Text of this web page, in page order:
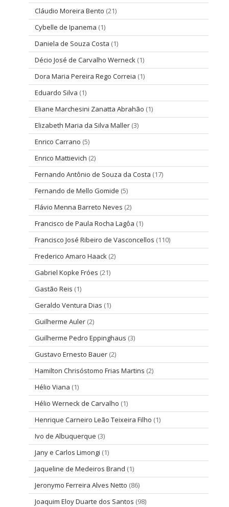
Cláudio Moreira Bento (21)
Cybelle de Ipanema (1)
Daniela de Souza Costa (1)
Décio José de Carvalho Werneck (1)
Dora Maria Pereira Rego Correia (1)
Eduardo Silva (1)
Eliane Marchesini Zanatta Abrahão (1)
Elizabeth Maria da Silva Maller (3)
Enrico Carrano (5)
Enrico Mattievich (2)
Fernando Antônio de Souza da Costa (17)
Fernando de Mello Gomide (5)
Flávio Menna Barreto Neves (2)
Francisco de Paula Rocha Lagôa (1)
Francisco José Ribeiro de Vasconcellos (110)
Frederico Amaro Haack (2)
Gabriel Kopke Fróes (21)
Gastão Reis (1)
Geraldo Ventura Dias (1)
Guilherme Auler (2)
Guilherme Pedro Eppinghaus (3)
Gustavo Ernesto Bauer (2)
Hamilton Chrisóstomo Frias Martins (2)
Hélio Viana (1)
Hélio Werneck de Carvalho (1)
Henrique Carneiro Leão Teixeira Filho (1)
Ivo de Albuquerque (3)
Jany e Carlos Limongi (1)
Jaqueline de Medeiros Brand (1)
Jeronymo Ferreira Alves Netto (86)
Joaquim Eloy Duarte dos Santos (98)